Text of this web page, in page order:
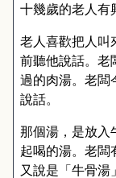
十幾歲的老人有
老人喜歡把人叫
前聽他說話。老
過的肉湯。老闆
說話。
那個湯，是放入
起喝的湯。老闆
又說是「牛骨湯